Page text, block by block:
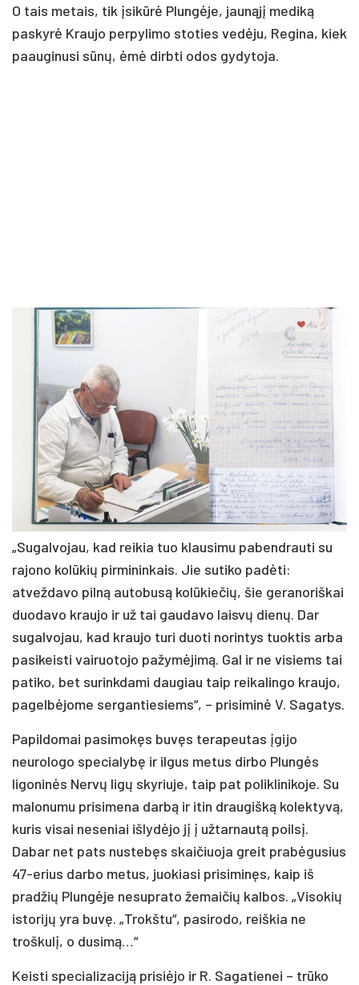
O tais metais, tik įsikūrė Plungėje, jaunąjį mediką
paskyrė Kraujo perpylimo stoties vedėju, Regina, kiek
paauginusi sūnų, ėmė dirbti odos gydytoja.
„Sugalvojau, kad reikia tuo klausimu pabendrauti su
rajono kolūkių pirmininkais. Jie sutiko padėti:
atveždavo pilną autobusą kolūkiečių, šie geranoriškai
duodavo kraujo ir už tai gaudavo laisvų dienų. Dar
sugalvojau, kad kraujo turi duoti norintys tuoktis arba
pasikeisti vairuotojo pažymėjimą. Gal ir ne visiems tai
patiko, bet surinkdami daugiau taip reikalingo kraujo,
pagelbėjome sergantiesiems“, – prisiminė V. Sagatys.
Papildomai pasimokęs buvęs terapeutas įgijo
neurologo specialybę ir ilgus metus dirbo Plungės
ligoninės Nervų ligų skyriuje, taip pat poliklinikoje. Su
malonumu prisimena darbą ir itin draugišką kolektyvą,
kuris visai neseniai išlydėjo jį į užtarnautą poilsį.
Dabar net pats nustebęs skaičiuoja greit prabėgusius
47-erius darbo metus, juokiasi prisiminęs, kaip iš
pradžių Plungėje nesuprato žemaičių kalbos. „Visokių
istorijų yra buvę. „Trokštu“, pasirodo, reiškia ne
troškulį, o dusimą…“
Keisti specializaciją prisiėjo ir R. Sagatienei – trūko